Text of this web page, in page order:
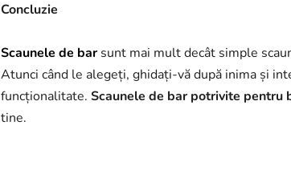
Concluzie
Scaunele de barsunt mai mult decât simple
Atunci când le alegeți, ghidați-vă după inima și
funcționalitate. Scaunele de bar potrivite pentru
tine.